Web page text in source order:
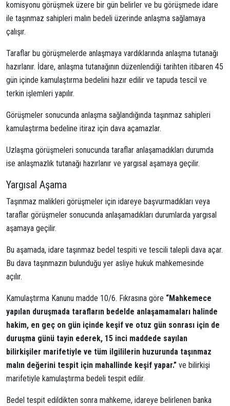
komisyonu görüşmek üzere bir gün belirler ve bu görüşmede idare
ile taşınmaz sahipleri malın bedeli üzerinde anlaşma sağlamaya
çalışır.
Taraflar bu görüşmelerde anlaşmaya vardıklarında anlaşma tutanağı
hazırlanır. İdare, anlaşma tutanağının düzenlendiği tarihten itibaren 45
gün içinde kamulaştırma bedelini hazır edilir ve tapuda tescil ve
terkin işlemleri yapılır.
Görüşmeler sonucunda anlaşma sağlandığında taşınmaz sahipleri
kamulaştırma bedeline itiraz için dava açamazlar.
Uzlaşma görüşmeleri sonucunda taraflar anlaşamadıkları durumda
ise anlaşmazlık tutanağı hazırlanır ve yargısal aşamaya geçilir.
Yargısal Aşama
Taşınmaz malikleri görüşmeler için idareye başvurmadıkları veya
taraflar görüşmeler sonucunda anlaşamadıkları durumlarda yargısal
aşamaya geçilir.
Bu aşamada, idare taşınmaz bedel tespiti ve tescili talepli dava açar.
Bu dava taşınmazın bulunduğu yer asliye hukuk mahkemesinde
açılır.
Kamulaştırma Kanunu madde 10/6. Fıkrasına göre “Mahkemece
yapılan duruşmada tarafların bedelde anlaşamamaları halinde
hakim, en geç on gün içinde keşif ve otuz gün sonrası için de
duruşma günü tayin ederek, 15 inci maddede sayılan
bilirkişiler marifetiyle ve tüm ilgililerin huzurunda taşınmaz
malın değerini tespit için mahallinde keşif yapar.” ve bilirkişi
marifetiyle kamulaştırma bedeli tespit edilir.
Bedel tespit edildikten sonra mahkeme, idareye belirlenen banka